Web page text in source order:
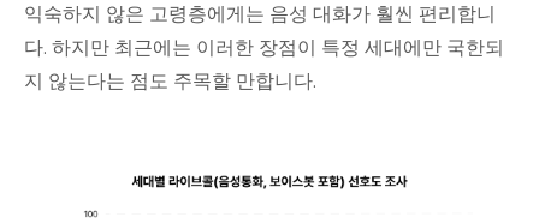
익숙하지 않은 고령층에게는 음성 대화가 훨씬 편리합니
다. 하지만 최근에는 이러한 장점이 특정 세대에만 국한되
지 않는다는 점도 주목할 만합니다.